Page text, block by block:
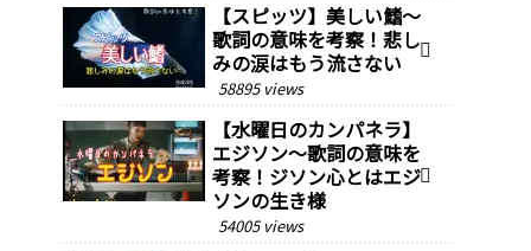
【スピッツ】美しい鰭～
歌詞の意味を考察！悲し
みの涙はもう流さない
58895 views
【水曜日のカンパネラ】
エジソン～歌詞の意味を
考察！ジソン心とはエジ
ソンの生き様￼
54005 views